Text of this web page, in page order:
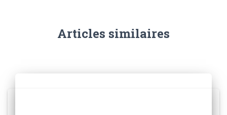
Articles similaires